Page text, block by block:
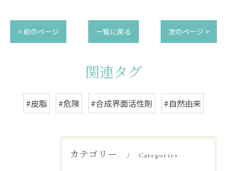
< 前のページ 一覧に戻る 次のページ >
関連タグ
#皮脂 #危険 #合成界面活性剤 #自然由来
カテゴリー Categories